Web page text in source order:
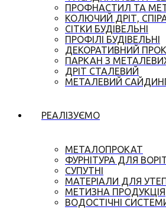
ПРОФНАСТИЛ ТА
КОЛЮЧИЙ ДРІТ,
СІТКИ БУДІВЕЛЬНІ
ПРОФІЛІ БУДІВЕЛЬНІ
ДЕКОРАТИВНИЙ
ПАРКАН З
ДРІТ СТАЛЕВИЙ
МЕТАЛЕВИЙ
РЕАЛІЗУЄМО
МЕТАЛОПРОКАТ
ФУРНІТУРА ДЛЯ
СУПУТНІ
МАТЕРІАЛИ ДЛЯ
МЕТИЗНА ПРОДУКЦІЯ
ВОДОСТІЧНІ